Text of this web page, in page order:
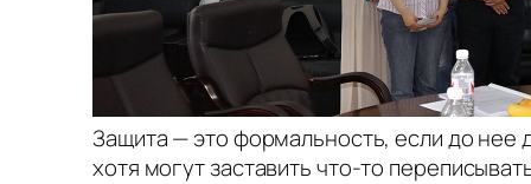
Защита — это формальность, если до нее
хотя могут заставить что-то